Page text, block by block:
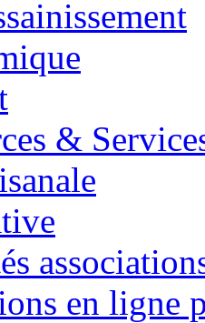
&
en ligne